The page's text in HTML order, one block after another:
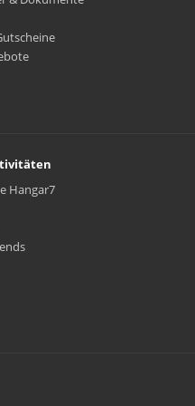
Hangar7